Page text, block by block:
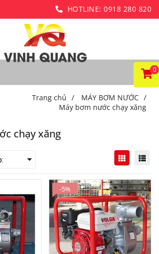
HOTLINE: 0918 280 820
0
Trang chủ / MÁY BƠM NƯỚC /
Máy bơm nước chạy xăng
chạy xăng
-5%